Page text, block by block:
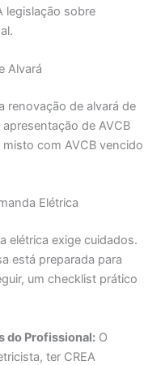
legislação sobre
Alvará
renovação de alvará de
de AVCB
com AVCB vencido
Elétrica
elétrica exige cuidados.
está preparada para
um checklist prático
do Profissional: O
ter CREA